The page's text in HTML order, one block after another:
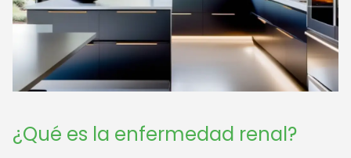
¿Qué es la enfermedad renal?